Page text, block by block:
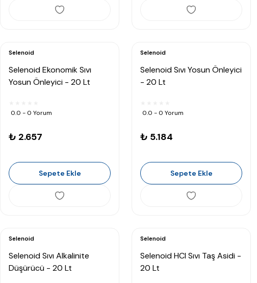
Selenoid
Selenoid Ekonomik Sıvı
Yosun Önleyici - 20 Lt
0.0 - 0 Yorum
₺ 2.657
Sepete Ekle
Selenoid
Selenoid Sıvı Yosun Önleyici
- 20 Lt
0.0 - 0 Yorum
₺ 5.184
Sepete Ekle
Selenoid
Selenoid Sıvı Alkalinite
Düşürücü - 20 Lt
Selenoid
Selenoid HCI Sıvı Taş Asidi -
20 Lt